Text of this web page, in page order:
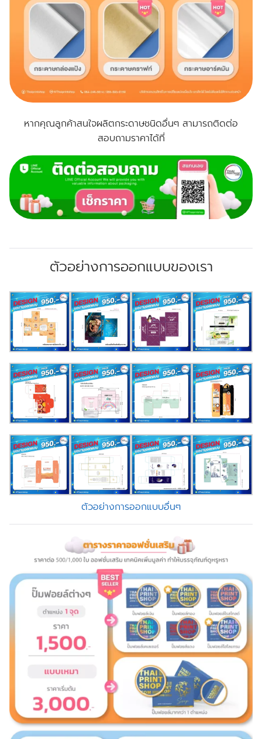
หากคุณลูกค้าสนใจผลิตกระดาษชนิดอื่นๆ สามารถติดต่อ
สอบถามราคาได้ที่
ตัวอย่างการออกแบบของเรา
ตัวอย่างการออกแบบอื่นๆ